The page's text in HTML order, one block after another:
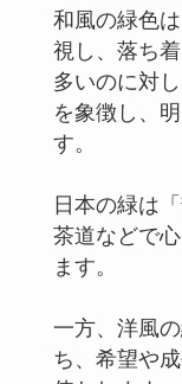
和風の緑色
視し、落ち
多いのに対
を象徴し、
す。
日本の緑は
茶道などで
ます。
一方、洋風
ち、希望や